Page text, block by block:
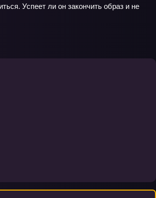
Успеет ли он закончить образ и не